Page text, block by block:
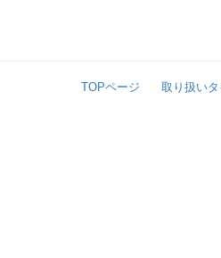
TOPページ 取り扱い